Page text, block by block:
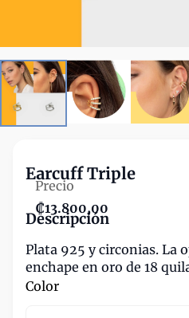
Earcuff Triple
Precio
₡13.800,00
Descripción
Plata 925 y circonias. La
enchape en oro de 18
Color